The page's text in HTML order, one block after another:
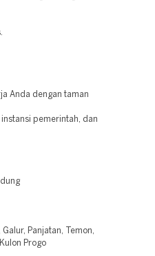
Anda dengan taman
pemerintah, dan
Panjatan, Temon,
Progo